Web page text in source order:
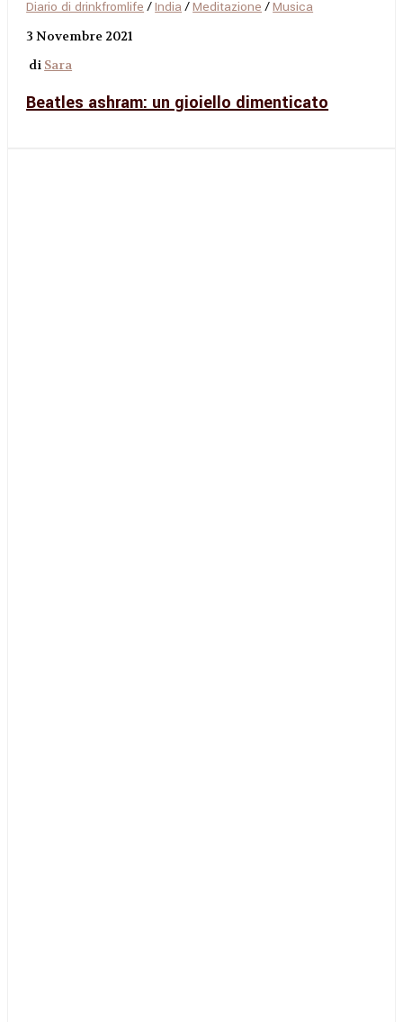
Diario di drinkfromlife /India /Meditazione /Musica
3 Novembre 2021
di Sara
Beatles ashram: un gioiello dimenticato